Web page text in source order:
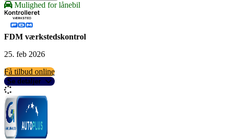
Mulighed for lånebil
FDM værkstedskontrol
25. feb 2026
Få tilbud online
Se detaljer